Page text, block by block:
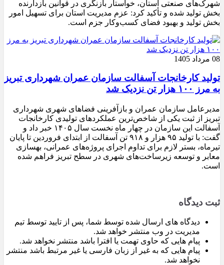
شهرک‌های صنعتی استان، خواستار بازنگری در قوانین بازدارنده
بخش تولید شده و تأکید کرد: عزم مدیریت استان برای تسهیل امور
بخش تولید و بهبود فضای کسب‌وکار جزم است.
08 مرداد 1405
تولید کارخانجات آسفالت سازمان عمران شهرداری تبریز
به مرز ۱۰۰ هزار تن نزدیک شد
مدیرعامل سازمان عمران و بازآفرینی فضاهای شهری شهرداری
تبریز از ثبت یکی از شاخص‌ترین عملکردهای تولیدی کارخانجات
آسفالت این سازمان در چهار ماه نخست سال ۱۴۰۵ خبر داد و
گفت: با تولید ۹۵ هزار و ۹۱۸ تن آسفالت از ابتدای فروردین تا پایان
تیرماه، بستر لازم برای تداوم اجرای پروژه‌های عمرانی، بهسازی
معابر و توسعه زیرساخت‌های شهری در سطح تبریز فراهم شده
است.
ثبت دیدگاه
دیدگاه های ارسال شده توسط شما، پس از تایید توسط تیم
مدیریت در وب منتشر خواهد شد.
پیام هایی که حاوی تهمت یا افترا باشد منتشر نخواهد شد.
پیام هایی که به غیر از زبان فارسی یا غیر مرتبط باشد منتشر
نخواهد شد.